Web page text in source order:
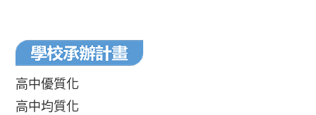
高中優質化
高中均質化